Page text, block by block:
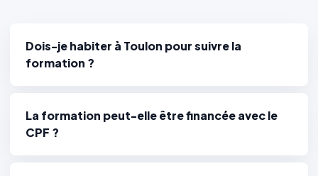
Dois-je habiter à Toulon pour suivre la
formation ?
La formation peut-elle être financée avec le
CPF ?